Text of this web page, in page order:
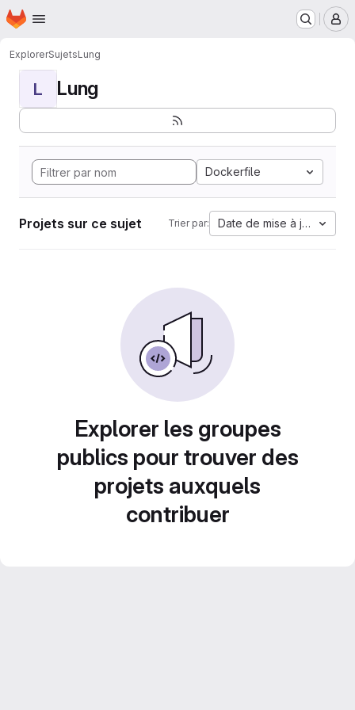
Passer au contenu principal
Page d'accueil
ExplorerSujetsLung
L Lung
Dockerfile
Projets sur ce sujet Trier par: Date de mise à jour
Explorer les groupes
publics pour trouver des
projets auxquels
contribuer